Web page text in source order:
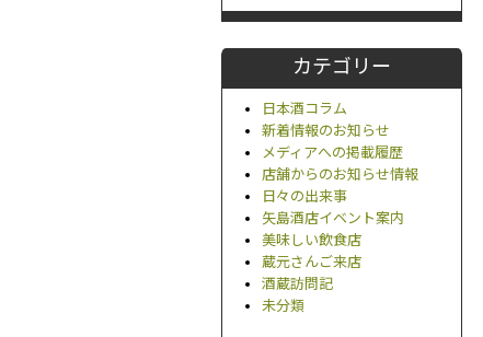
カテゴリー
日本酒コラム
新着情報のお知らせ
メディアへの掲載履歴
店舗からのお知らせ情報
日々の出来事
矢島酒店イベント案内
美味しい飲食店
蔵元さんご来店
酒蔵訪問記
未分類